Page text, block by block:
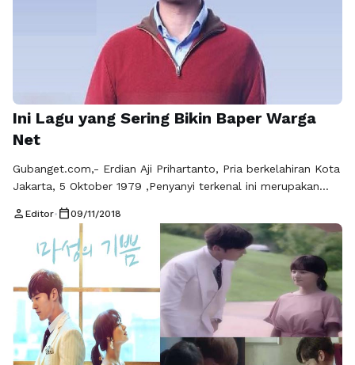
Ini Lagu yang Sering Bikin Baper Warga
Net
Gubanget.com,- Erdian Aji Prihartanto, Pria berkelahiran Kota
Jakarta, 5 Oktober 1979 ,Penyanyi terkenal ini merupakan
Prihartanto merupakan kelulusan Universitas Indonesia
Fakultas Sastra China, yang kini telah dikenal banyak
masyarakat Indonesia baik dari semua kalangan dewasa
maupun remaja. “Lirik Menunggu Kamu” dari Anji ini yang
telah …Baca Selengkapnya
person Editor• calendar_today09/11/2018